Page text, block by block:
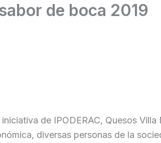
de boca 2019
de IPODERAC, Quesos
diversas personas de la